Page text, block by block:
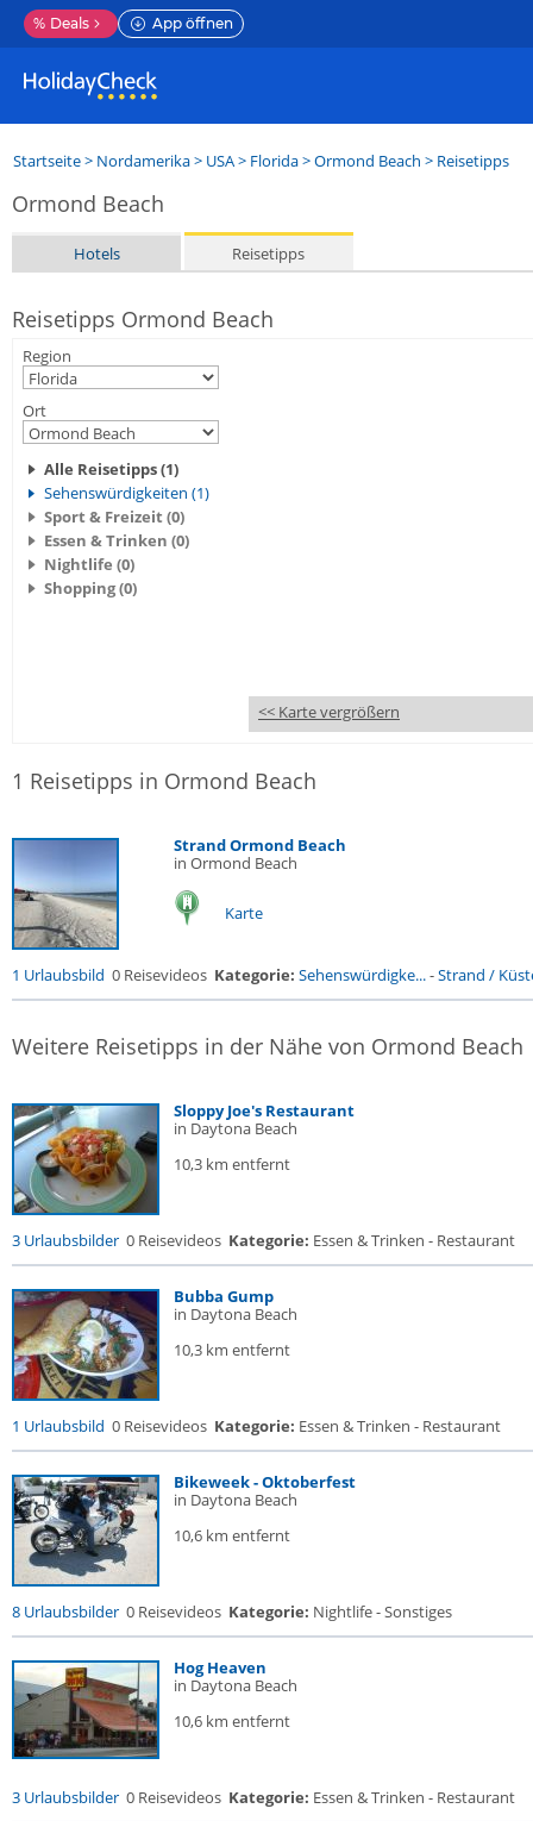
% Deals App öffnen
Startseite> Nordamerika> USA> Florida>Ormond Beach > Reisetipps
Ormond Beach
Hotels Reisetipps
Reisetipps Ormond Beach
Region
Ort
Alle Reisetipps (1)
Sehenswürdigkeiten (1)
Sport & Freizeit (0)
Essen & Trinken (0)
Nightlife (0)
Shopping (0)
<< Karte vergrößern
1 Reisetipps in Ormond Beach
Strand Ormond Beach
in Ormond Beach
Karte
1 Urlaubsbild 0 Reisevideos Kategorie: Sehenswürdigke...-Strand /
Weitere Reisetipps in der Nähe von Ormond Beach
Sloppy Joe's Restaurant
in Daytona Beach
10,3 km entfernt
3 Urlaubsbilder 0 Reisevideos Kategorie: Essen & Trinken - Restaurant
Bubba Gump
in Daytona Beach
10,3 km entfernt
1 Urlaubsbild 0 Reisevideos Kategorie: Essen & Trinken - Restaurant
Bikeweek - Oktoberfest
in Daytona Beach
10,6 km entfernt
8 Urlaubsbilder 0 Reisevideos Kategorie: Nightlife - Sonstiges
Hog Heaven
in Daytona Beach
10,6 km entfernt
3 Urlaubsbilder 0 Reisevideos Kategorie: Essen & Trinken - Restaurant